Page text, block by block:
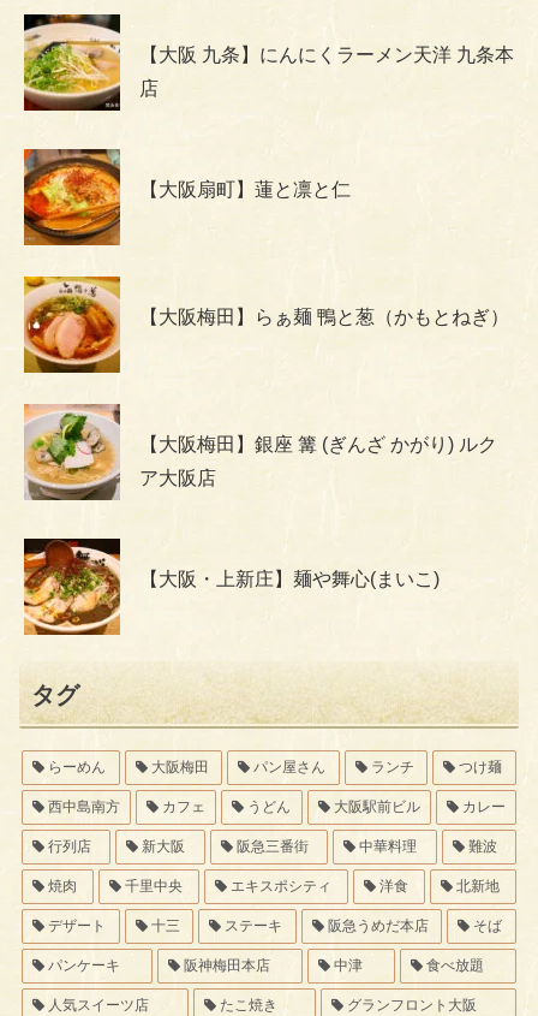
【大阪 九条】にんにくラーメン天洋 九条本
店
【大阪扇町】蓮と凛と仁
【大阪梅田】らぁ麺 鴨と葱（かもとねぎ）
【大阪梅田】銀座 篝 (ぎんざ かがり) ルク
ア大阪店
【大阪・上新庄】麺や舞心(まいこ)
タグ
らーめん 大阪梅田 パン屋さん ランチ つけ麺
西中島南方 カフェ うどん 大阪駅前ビル カレー
行列店 新大阪 阪急三番街 中華料理 難波
焼肉 千里中央 エキスポシティ 洋食 北新地
デザート 十三 ステーキ 阪急うめだ本店 そば
パンケーキ 阪神梅田本店 中津 食べ放題
人気スイーツ店 たこ焼き グランフロント大阪